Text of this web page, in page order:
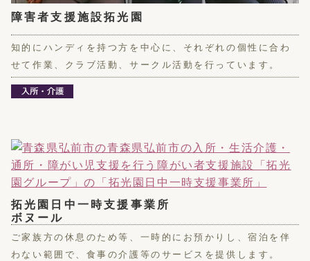
障害者支援施設拓光園
知的にハンディを持つ方を中心に、それぞれの個性に合わ
せて作業、クラブ活動、サークル活動を行っています。
拓光園日中一時支援事業所
ボヌール
ご家族方の休息のため等、一時的にお預かりし、宿泊を伴
わない範囲で、食事の介護等のサービスを提供します。